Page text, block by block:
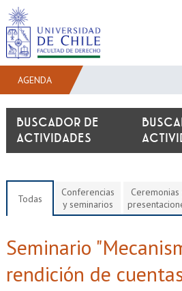
FACULTAD
PREGRADO
ADMISIÓN
AGENDA
Todas
Conferencias
y seminarios
Ceremonias
Seminario
rendición de